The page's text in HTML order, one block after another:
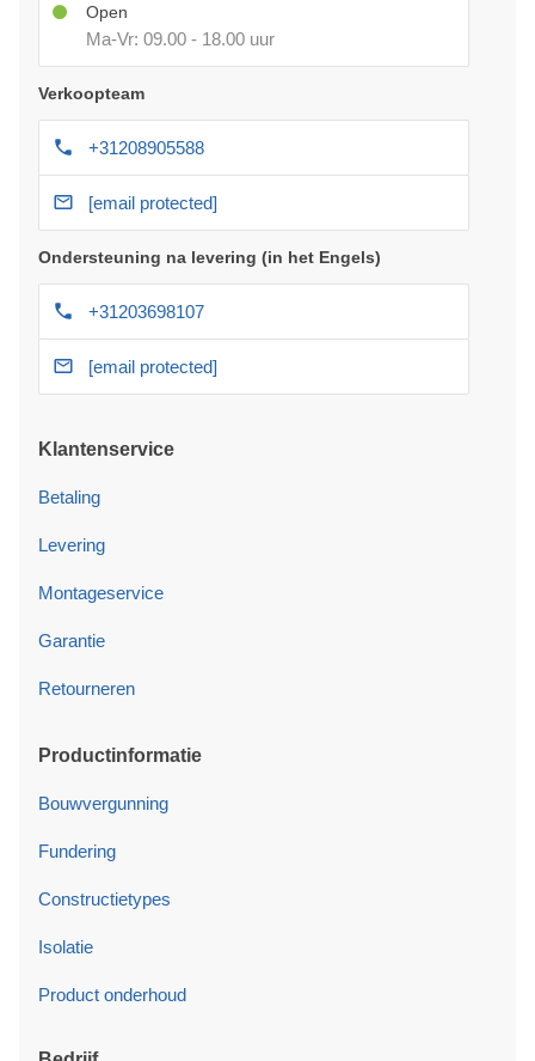
Open
Ma-Vr: 09.00 - 18.00 uur
Verkoopteam
+31208905588
[email protected]
Ondersteuning na levering (in het Engels)
+31203698107
[email protected]
Klantenservice
Betaling
Levering
Montageservice
Garantie
Retourneren
Productinformatie
Bouwvergunning
Fundering
Constructietypes
Isolatie
Product onderhoud